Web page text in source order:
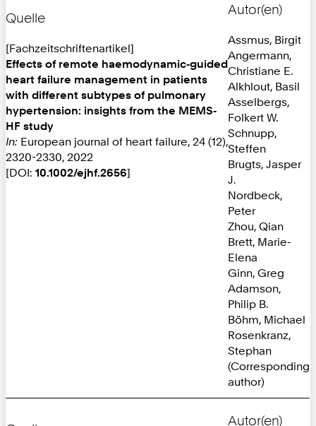
Quelle
[Fachzeitschriftenartikel]
Effects of remote haemodynamic‐guided
heart failure management in patients
with different subtypes of pulmonary
hypertension: insights from the MEMS‐
HF study
In: European journal of heart failure, 24 (12),
2320-2330, 2022
[DOI: 10.1002/ejhf.2656]
Autor(en)
Assmus, Birgit
Angermann,
Christiane E.
Alkhlout, Basil
Asselbergs,
Folkert W.
Schnupp,
Steffen
Brugts, Jasper
J.
Nordbeck,
Peter
Zhou, Qian
Brett, Marie-
Elena
Ginn, Greg
Adamson,
Philip B.
Böhm, Michael
Rosenkranz,
Stephan
(Corresponding
author)
Autor(en)